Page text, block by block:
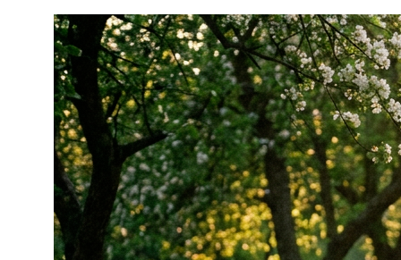
Телефон
Нажимая кнопку «Оставить заявку», я
соглашаюсь с политикой
конфиденциальности
публичной офертой